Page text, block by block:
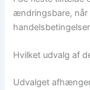
ændringsbare,
Hvilket udvalg af
Udvalget